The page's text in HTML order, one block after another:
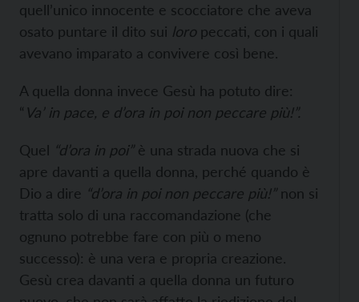
quell’unico innocente e scocciatore che aveva
osato puntare il dito sui loro peccati, con i quali
avevano imparato a convivere così bene.
A quella donna invece Gesù ha potuto dire:
“ Va’ in pace, e d’ora in poi non peccare più!”.
Quel “d’ora in poi”è una strada nuova che si
apre davanti a quella donna, perché quando è
Dio a dire “d’ora in poi non peccare più!”non si
tratta solo di una raccomandazione (che
ognuno potrebbe fare con più o meno
successo): è una vera e propria creazione.
Gesù crea davanti a quella donna un futuro